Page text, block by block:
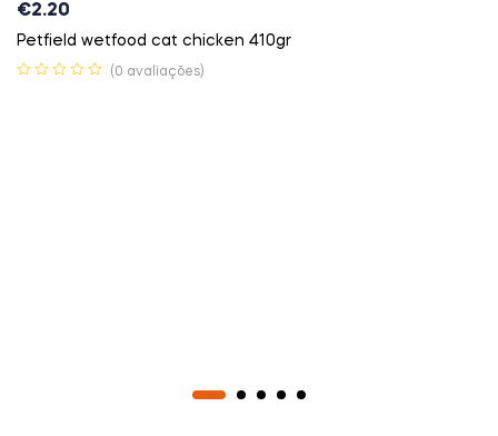
€2.20
Petfield wetfood cat chicken 410gr
(0 avaliações)